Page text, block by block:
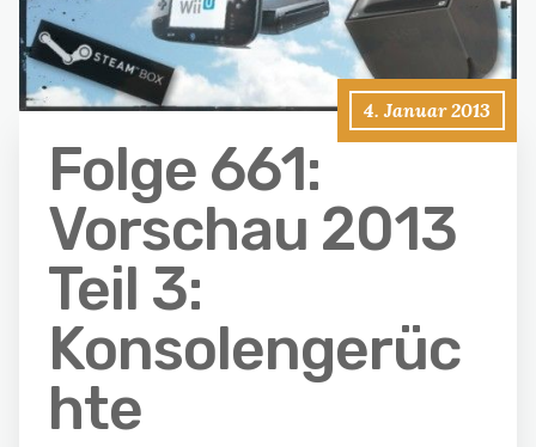
4. Januar 2013
Folge 661:
Vorschau 2013
Teil 3:
Konsolengerüc
hte